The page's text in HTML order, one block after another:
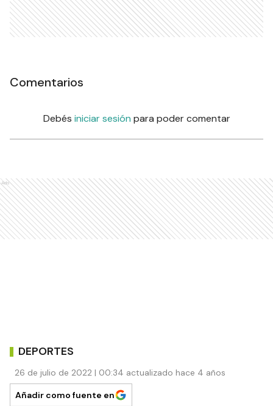
Comentarios
Debés iniciar sesión para poder comentar
Ads
DEPORTES
26 de julio de 2022 | 00:34 actualizado hace 4 años
Añadir como fuente en